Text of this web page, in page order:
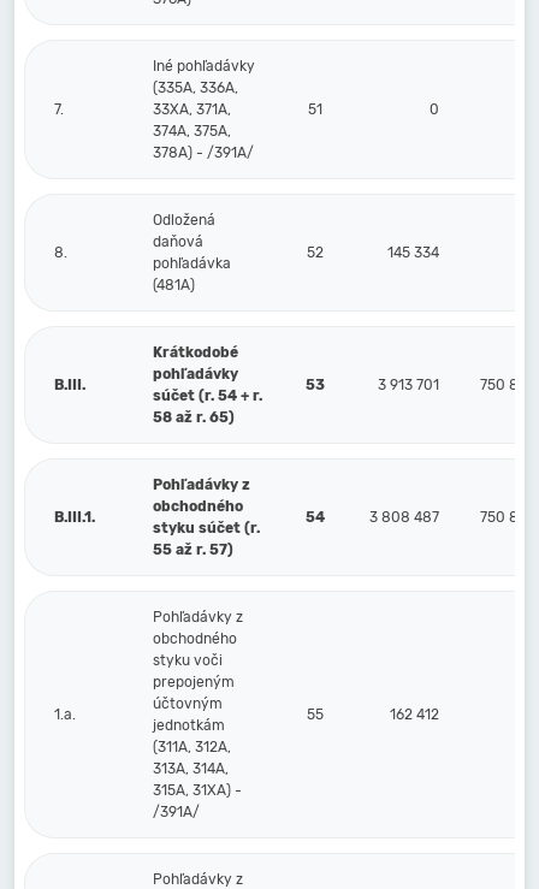
7.
Iné pohľadávky
(335A, 336A,
33XA, 371A,
374A, 375A,
378A) - /391A/
51 0
8.
Odložená
daňová
pohľadávka
(481A)
52 145 334
B.III.
Krátkodobé
pohľadávky
súčet (r. 54 + r.
58 až r. 65)
53 3 913 701 750 821
B.III.1.
Pohľadávky z
obchodného
styku súčet (r.
55 až r. 57)
54 3 808 487 750 821
1.a.
Pohľadávky z
obchodného
styku voči
prepojeným
účtovným
jednotkám
(311A, 312A,
313A, 314A,
315A, 31XA) -
/391A/
55 162 412
Pohľadávky z